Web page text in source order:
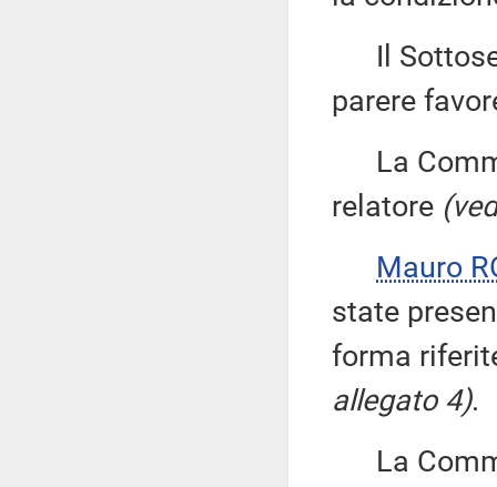
Il
parere
La
relatore
Mauro
state
forma
allegato 4).
La